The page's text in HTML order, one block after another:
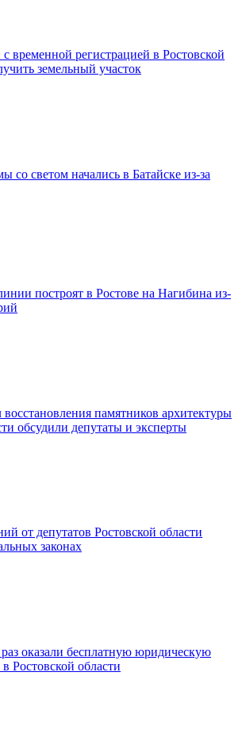
временной регистрацией в Ростовской
земельный участок
со светом начались в Батайске из-за
построят в Ростове на Нагибина из-
памятников архитектуры
обсудили депутаты и эксперты
от депутатов Ростовской области
законах
оказали бесплатную юридическую
Ростовской области